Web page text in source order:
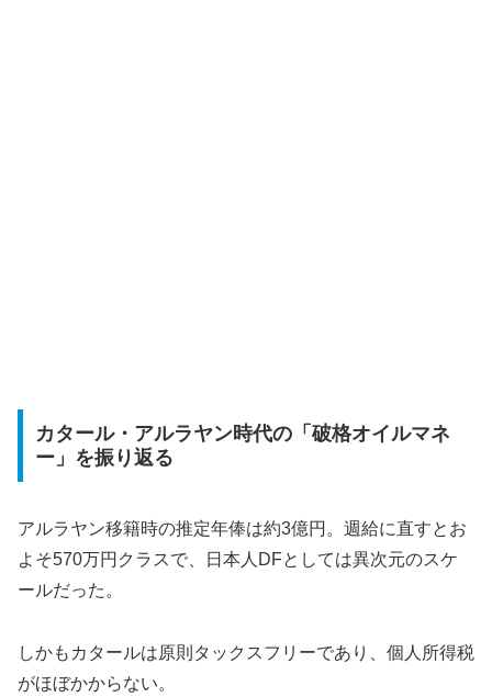
カタール・アルラヤン時代の「破格オイルマネ
ー」を振り返る
アルラヤン移籍時の推定年俸は約3億円。週給に直すとお
よそ570万円クラスで、日本人DFとしては異次元のスケ
ールだった。
しかもカタールは原則タックスフリーであり、個人所得税
がほぼかからない。